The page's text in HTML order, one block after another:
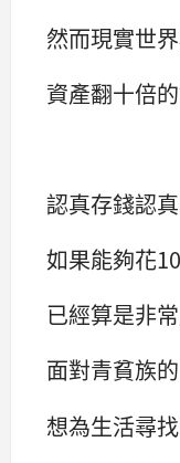
然而現實世
資產翻十倍
認真存錢認
如果能夠花
已經算是非
面對青貧族
想為生活尋